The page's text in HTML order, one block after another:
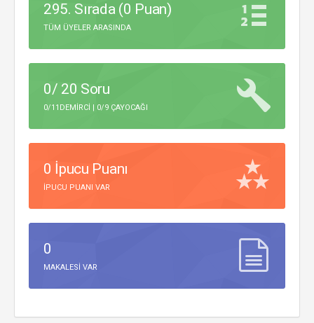
295. Sırada (0 Puan)
TÜM ÜYELER ARASINDA
0/ 20 Soru
0/11DEMIRCI | 0/9 ÇAYOCAĞI
0 İpucu Puanı
IPUCU PUANI VAR
0
MAKALESI VAR